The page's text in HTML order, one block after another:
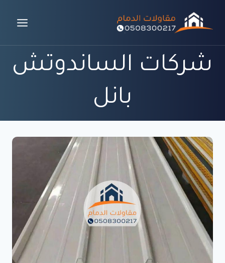
شركات الساندوتش
بانل